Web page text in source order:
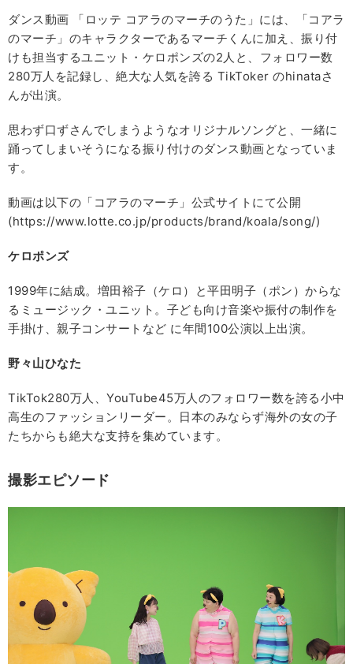
ダンス動画 「ロッテ コアラのマーチのうた」には、「コアラ
のマーチ」のキャラクターであるマーチくんに加え、振り付
けも担当するユニット・ケロポンズの2人と、フォロワー数
280万人を記録し、絶大な人気を誇る TikToker のhinataさ
んが出演。
思わず口ずさんでしまうようなオリジナルソングと、一緒に
踊ってしまいそうになる振り付けのダンス動画となっていま
す。
動画は以下の「コアラのマーチ」公式サイトにて公開
(https://www.lotte.co.jp/products/brand/koala/song/)
ケロポンズ
1999年に結成。増田裕子（ケロ）と平田明子（ポン）からな
るミュージック・ユニット。子ども向け音楽や振付の制作を
手掛け、親子コンサートなど に年間100公演以上出演。
野々山ひなた
TikTok280万人、YouTube45万人のフォロワー数を誇る小中
高生のファッションリーダー。日本のみならず海外の女の子
たちからも絶大な支持を集めています。
撮影エピソード